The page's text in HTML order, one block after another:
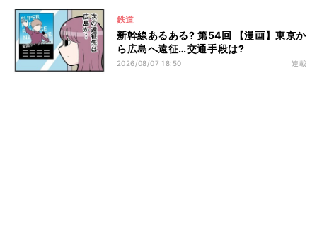
鉄道
新幹線あるある? 第54回 【漫画】東京か
ら広島へ遠征…交通手段は?
2026/08/07 18:50 連載